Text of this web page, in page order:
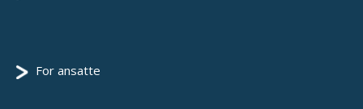
For ansatte